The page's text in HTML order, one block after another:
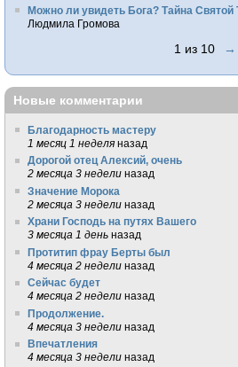
Можно ли увидеть Бога? Тайна Святой
Людмила Громова
1 из 10 →
Новые комментарии
Благодарность мастеру
1 месяц 1 неделя назад
Дорогой отец Алексий, очень
2 месяца 3 недели назад
Значение Морока
2 месяца 3 недели назад
Храни Господь на путях Вашего
3 месяца 1 день назад
Протитип фрау Берты был
4 месяца 2 недели назад
Сейчас будет
4 месяца 2 недели назад
Продолжение.
4 месяца 3 недели назад
Впечатления
4 месяца 3 недели назад